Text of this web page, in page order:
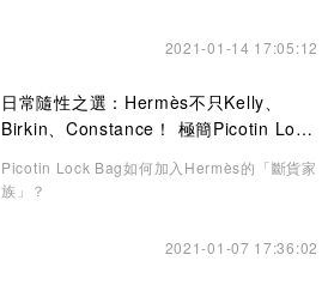
2021-01-14 17:05:12
日常隨性之選：Hermès不只Kelly、
Birkin、Constance！ 極簡Picotin Lock
Picotin Lock Bag如何加入Hermès的「斷貨家
族」？
2021-01-07 17:36:02